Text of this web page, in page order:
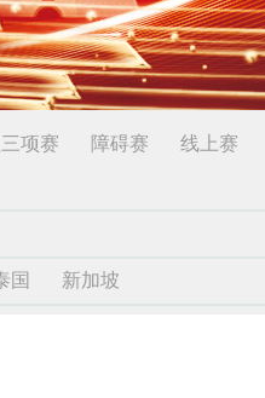
项赛 障碍赛 线上赛
国 新加坡